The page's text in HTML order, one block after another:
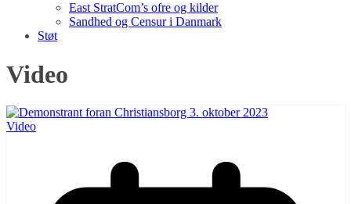
East StratCom’s ofre og kilder
Sandhed og Censur i Danmark
Støt
Video
Video